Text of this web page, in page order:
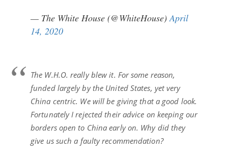
— The White House (@WhiteHouse)April
14, 2020
The W.H.O. really blew it. For some reason,
funded largely by the United States, yet very
China centric. We will be giving that a good look.
Fortunately I rejected their advice on keeping our
borders open to China early on. Why did they
give us such a faulty recommendation?